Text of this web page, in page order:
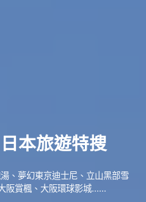
本旅遊特搜
、夢幻東京迪士尼、立山黑部雪
阪賞楓、大阪環球影城......